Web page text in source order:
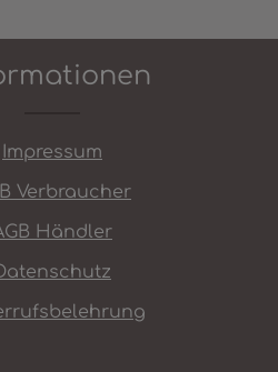
Impressum
Verbraucher
Händler